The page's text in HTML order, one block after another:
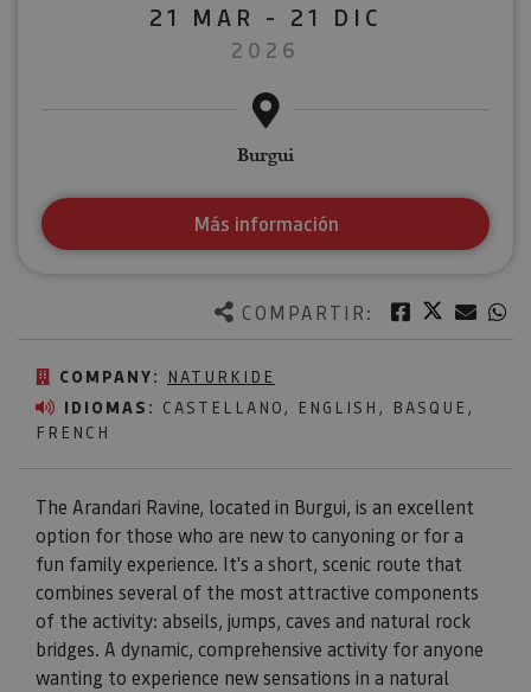
COMPARTIR: Facebook
Twitter
COMPANY: NATURKIDE
IDIOMAS: CASTELLANO, ENGLISH, BASQUE,
FRENCH
The Arandari Ravine, located in Burgui, is an excellent
option for those who are new to canyoning or for a
fun family experience. It's a short, scenic route that
combines several of the most attractive components
of the activity: abseils, jumps, caves and natural rock
bridges. A dynamic, comprehensive activity for anyone
wanting to experience new sensations in a natural
21 MAR - 21 DIC
2026
Burgui
Más información